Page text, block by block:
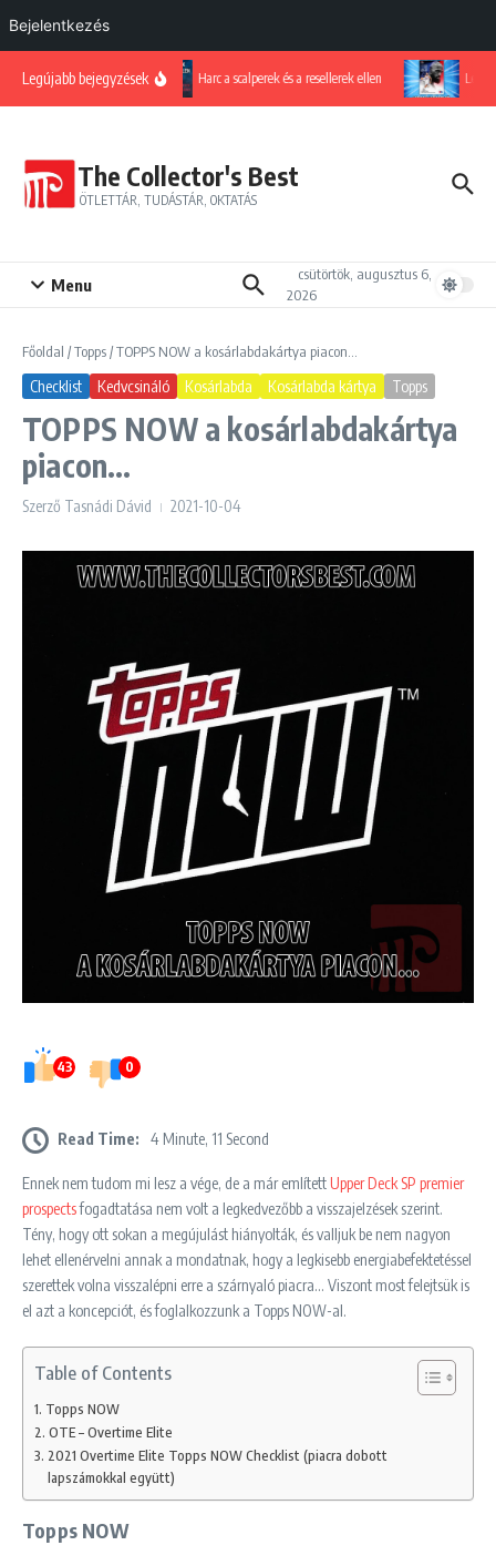
Bejelentkezés
Legújabb bejegyzések
Harc a scalperek és a resellerek ellen
The Collector's Best
ÖTLETTÁR, TUDÁSTÁR, OKTATÁS
Menu
csütörtök, augusztus 6,
2026
Főoldal /Topps/TOPPS NOW a kosárlabdakártya piacon…
Checklist Kedvcsináló Kosárlabda Kosárlabda kártya Topps
TOPPS NOW a kosárlabdakártya
piacon…
Szerző Tasnádi Dávid 2021-10-04
43 0
Read Time: 4 Minute, 11 Second
Ennek nem tudom mi lesz a vége, de a már említettUpper Deck SP premier
prospectsfogadtatása nem volt a legkedvezőbb a visszajelzések szerint.
Tény, hogy ott sokan a megújulást hiányolták, és valljuk be nem nagyon
lehet ellenérvelni annak a mondatnak, hogy a legkisebb energiabefektetéssel
szerettek volna visszalépni erre a szárnyaló piacra… Viszont most felejtsük is
el azt a koncepciót, és foglalkozzunk a Topps NOW-al.
Table of Contents
Topps NOW
OTE – Overtime Elite
2021 Overtime Elite Topps NOW Checklist (piacra dobott
lapszámokkal együtt)
Topps NOW